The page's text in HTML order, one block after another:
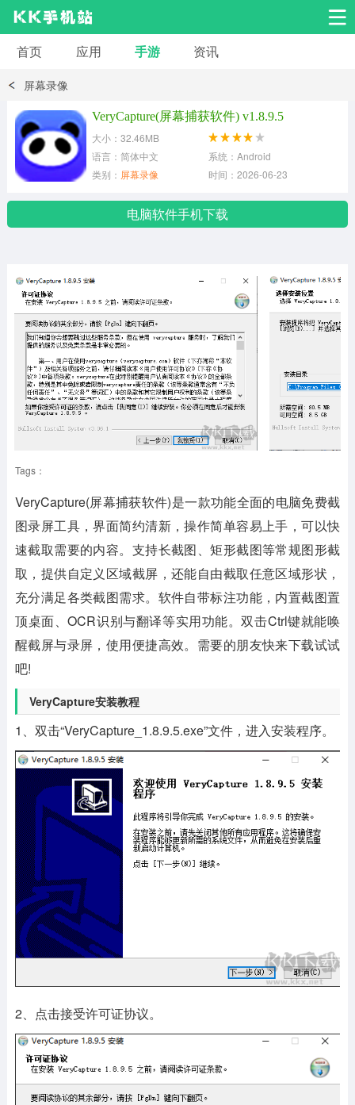
安卓应用
小说漫画
金融理财 游戏辅助
安卓其它
首页 应用 手游 资讯
屏幕录像
VeryCapture(屏幕捕获软件) v1.8.9.5
大小：32.46MB
语言：简体中文
系统：Android
类别： 屏幕录像 时间：2026-06-23
电脑软件手机下载
Tags：
VeryCapture(屏幕捕获软件)是一款功能全面的电脑免费截
图录屏工具，界面简约清新，操作简单容易上手，可以快
速截取需要的内容。支持长截图、矩形截图等常规图形截
取，提供自定义区域截屏，还能自由截取任意区域形状，
充分满足各类截图需求。软件自带标注功能，内置截图置
顶桌面、OCR识别与翻译等实用功能。双击Ctrl键就能唤
醒截屏与录屏，使用便捷高效。需要的朋友快来下载试试
吧!
VeryCapture安装教程
1、双击“VeryCapture_1.8.9.5.exe”文件，进入安装程序。
2、点击接受许可证协议。